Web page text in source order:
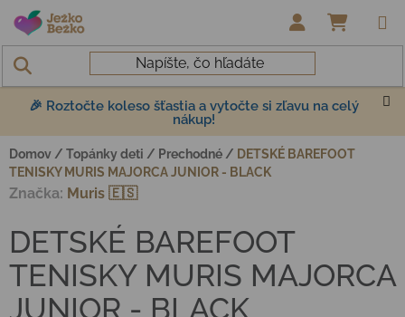
Prejsť na obsah
🎉 Roztočte koleso šťastia a vytočte si zľavu na celý
nákup!
Domov / Topánky deti / Prechodné / DETSKÉ BAREFOOT
TENISKY MURIS MAJORCA JUNIOR - BLACK
DETSKÉ BAREFOOT
TENISKY MURIS MAJORCA
JUNIOR - BLACK
Značka: Muris 🇪🇸